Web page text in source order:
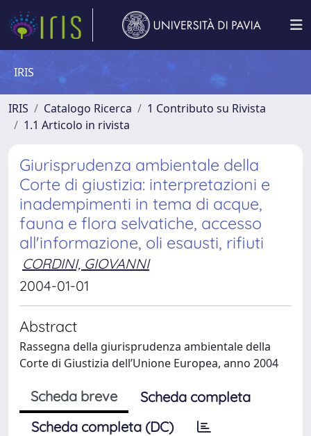
IRIS
IRIS Catalogo Ricerca
1 Contributo su Rivista
1.1 Articolo in rivista
Giurisprudenza ambientale della
Corte di giustizia: interpretazioni e
inadempimenti in tema di acque,
fauna e flora selvatiche, accesso
all'informazione, oli esausti, rifiuti
CORDINI, GIOVANNI
2004-01-01
Abstract
Rassegna della giurisprudenza ambientale della
Corte di Giustizia dell’Unione Europea, anno 2004
Scheda breve
Scheda completa
Scheda completa (DC)